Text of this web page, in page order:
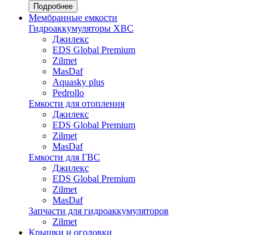
Подробнее
Мембранные емкости
Гидроаккумуляторы ХВС
Джилекс
EDS Global Premium
Zilmet
MasDaf
Aquasky plus
Pedrollo
Емкости для отопления
Джилекс
EDS Global Premium
Zilmet
MasDaf
Емкости для ГВС
Джилекс
EDS Global Premium
Zilmet
MasDaf
Запчасти для гидроаккумуляторов
Zilmet
Крышки и оголовки